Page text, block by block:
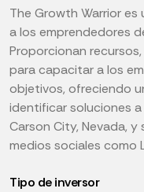
The Growth Warrior
a los emprendedores
Proporcionan
para capacitar a los
objetivos, ofreciendo
identificar soluciones a
Carson City, Nevada,
medios sociales como
Tipo de inversor